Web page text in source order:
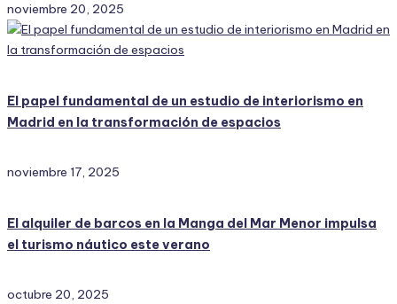
noviembre 20, 2025
El papel fundamental de un estudio de interiorismo en
Madrid en la transformación de espacios
noviembre 17, 2025
El alquiler de barcos en la Manga del Mar Menor impulsa
el turismo náutico este verano
octubre 20, 2025